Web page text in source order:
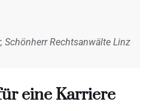
Schönherr Rechtsanwälte Linz
eine Karriere